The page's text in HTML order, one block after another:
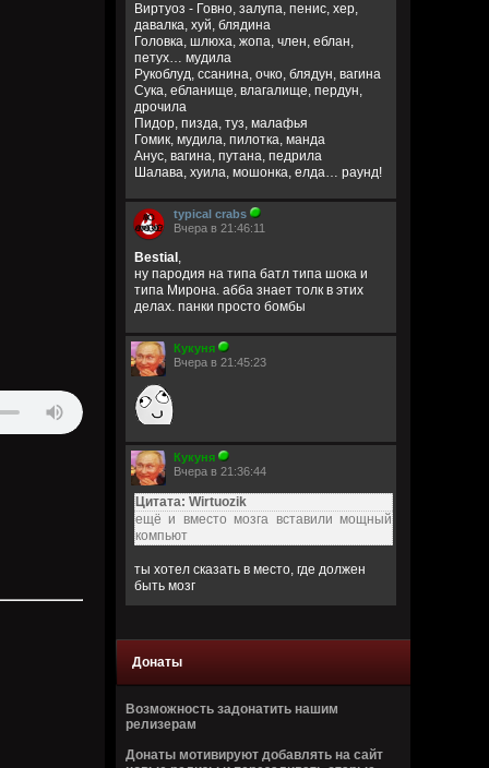
Виртуоз - Говно, залупа, пенис, хер,
давалка, хуй, блядина
Головка, шлюха, жопа, член, еблан,
петух… мудила
Рукоблуд, ссанина, очко, блядун, вагина
Сука, ебланище, влагалище, пердун,
дрочила
Пидор, пизда, туз, малафья
Гомик, мудила, пилотка, манда
Анус, вагина, путана, педрила
Шалава, хуила, мошонка, елда… раунд!
typical crabs
Вчера в 21:46:11
Bestial ,
ну пародия на типа батл типа шока и
типа Мирона. абба знает толк в этих
делах. панки просто бомбы
Кукуня
Вчера в 21:45:23
Кукуня
Вчера в 21:36:44
Цитата: Wirtuozik
ещё и вместо мозга вставили мощный
компьют
ты хотел сказать в место, где должен
быть мозг
Вчера в 20:41:56
Я - робот
Wirtuozik
Вчера в 20:40:37
А если бы мне ещё и вместо мозга
Донаты
Возможность задонатить нашим
релизерам
Донаты мотивируют добавлять на сайт